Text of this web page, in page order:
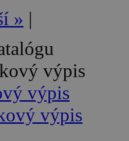
» |
výpis
výpis
výpis